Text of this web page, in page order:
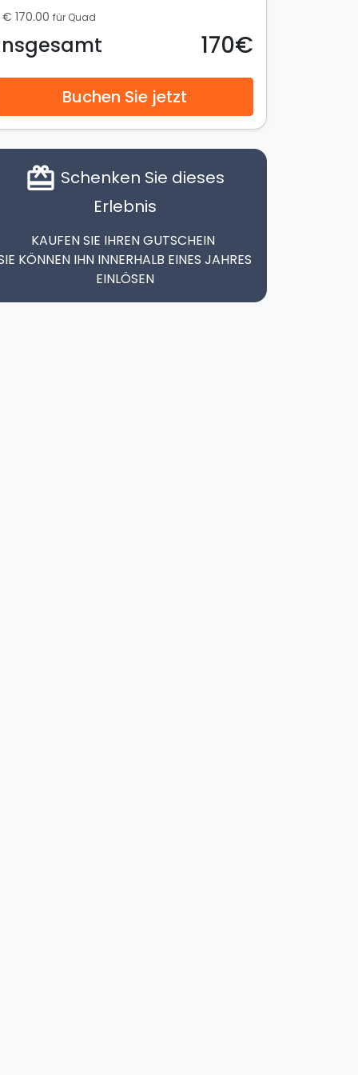
€ 170.00 für Quad
170€
Buchen Sie jetzt
card_giftcard Schenken Sie dieses
Erlebnis
KAUFEN SIE IHREN GUTSCHEIN
KÖNNEN IHN INNERHALB EINES JAHRES
EINLÖSEN